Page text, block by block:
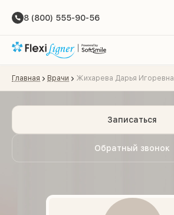
8 (800) 555-90-56
Главная Врачи Жихарева Дарья Игоревна
Обратный звонок
Записаться